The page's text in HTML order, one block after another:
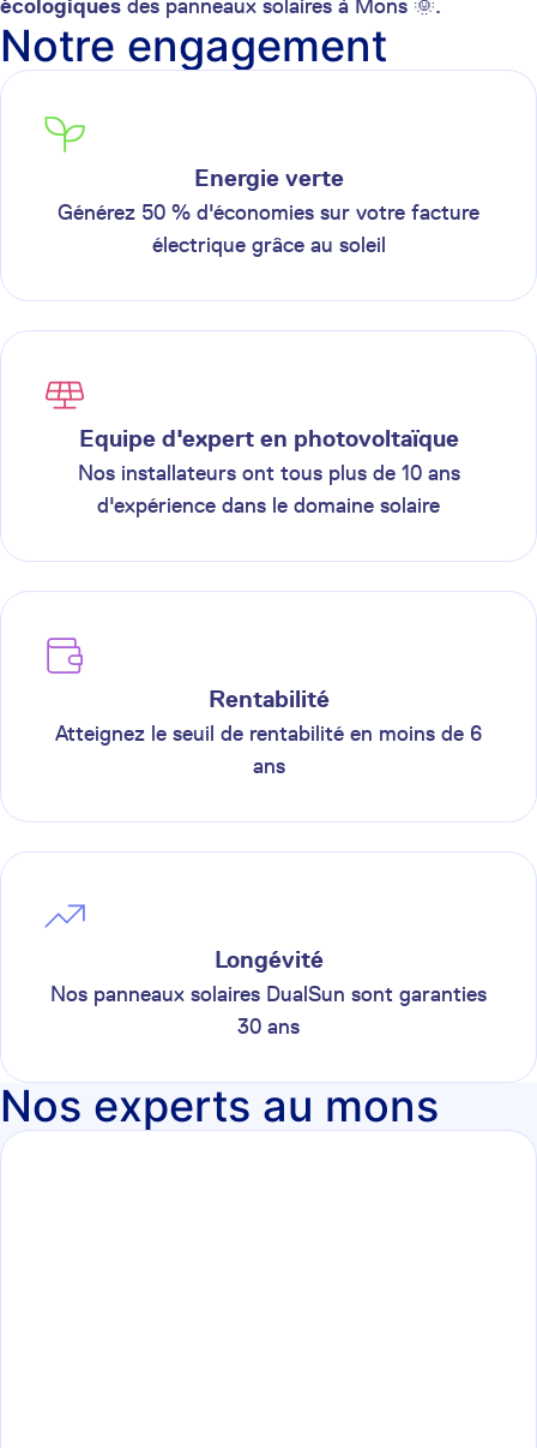
écologiques des panneaux solaires à Mons 🌞.
Notre engagement
Energie verte
Générez 50 % d'économies sur votre facture
électrique grâce au soleil
Equipe d'expert en photovoltaïque
Nos installateurs ont tous plus de 10 ans
d'expérience dans le domaine solaire
Rentabilité
Atteignez le seuil de rentabilité en moins de 6
ans
Longévité
Nos panneaux solaires DualSun sont garanties
30 ans
Nos experts au mons